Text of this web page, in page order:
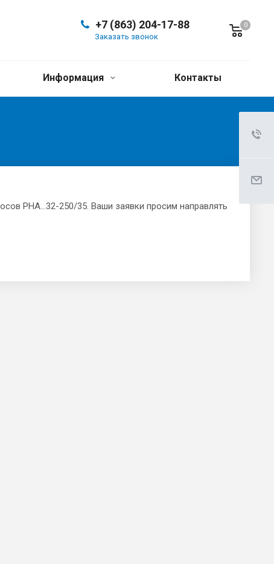
0
+7 (863) 204-17-88
Заказать звонок
Информация Контакты
РНА…32-250/35. Ваши заявки просим направлять